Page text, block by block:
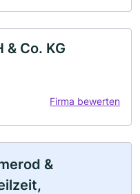
& Co. KG
Firma bewerten
&